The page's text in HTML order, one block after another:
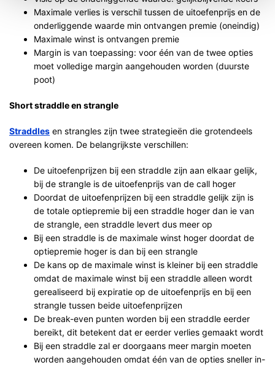
Maximale verlies is verschil tussen de uitoefenprijs en de
onderliggende waarde min ontvangen premie (oneindig)
Maximale winst is ontvangen premie
Margin is van toepassing: voor één van de twee opties
moet volledige margin aangehouden worden (duurste
poot)
Short straddle en strangle
Straddles en strangles zijn twee strategieën die grotendeels
overeen komen. De belangrijkste verschillen:
De uitoefenprijzen bij een straddle zijn aan elkaar gelijk,
bij de strangle is de uitoefenprijs van de call hoger
Doordat de uitoefenprijzen bij een straddle gelijk zijn is
de totale optiepremie bij een straddle hoger dan ie van
de strangle, een straddle levert dus meer op
Bij een straddle is de maximale winst hoger doordat de
optiepremie hoger is dan bij een strangle
De kans op de maximale winst is kleiner bij een straddle
omdat de maximale winst bij een straddle alleen wordt
gerealiseerd bij expiratie op de uitoefenprijs en bij een
strangle tussen beide uitoefenprijzen
De break-even punten worden bij een straddle eerder
bereikt, dit betekent dat er eerder verlies gemaakt wordt
Bij een straddle zal er doorgaans meer margin moeten
worden aangehouden omdat één van de opties sneller in-